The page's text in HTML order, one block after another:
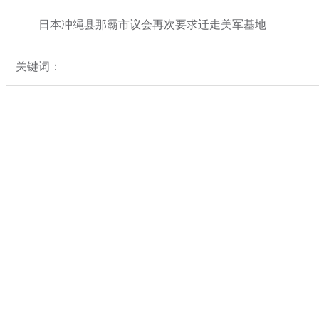
日本冲绳县那霸市议会再次要求迁走美军基地
关键词：